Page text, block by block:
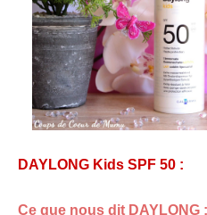
DAYLONG Kids SPF 50 :
Ce que nous dit DAYLONG :